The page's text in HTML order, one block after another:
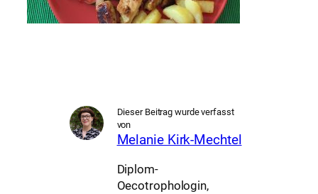
Dieser Beitrag wurde verfasst
von
Melanie Kirk-Mechtel
Diplom-
Oecotrophologin,